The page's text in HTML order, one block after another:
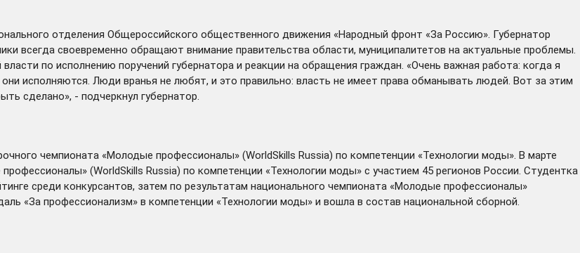
отделения Общероссийского общественного движения «Народный фронт «За Россию». Губернатор
всегда своевременно обращают внимание правительства области, муниципалитетов на актуальные проблемы.
по исполнению поручений губернатора и реакции на обращения граждан. «Очень важная работа: когда я
исполняются. Люди вранья не любят, и это правильно: власть не имеет права обманывать людей. Вот за этим
сделано», - подчеркнул губернатор.
чемпионата «Молодые профессионалы» (WorldSkills Russia) по компетенции «Технологии моды». В марте
(WorldSkills Russia) по компетенции «Технологии моды» с участием 45 регионов России. Студентка
среди конкурсантов, затем по результатам национального чемпионата «Молодые профессионалы»
«За профессионализм» в компетенции «Технологии моды» и вошла в состав национальной сборной.